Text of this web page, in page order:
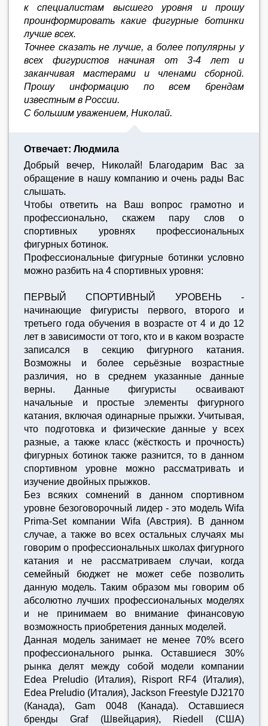
к специалистам высшего уровня и прошу
проинформировать какие фигурные ботинки
лучше всех.
Точнее сказать не лучше, а более популярны у
всех фигуристов начиная от 3-4 лет и
заканчивая мастерами и членами сборной.
Прошу информацию по всем брендам
известным в России.
C большим уважением, Николай.
Отвечает: Людмила
Добрый вечер, Николай! Благодарим Вас за
обращение в нашу компанию и очень рады Вас
слышать.
Чтобы ответить на Ваш вопрос грамотно и
профессионально, скажем пару слов о
спортивных уровнях профессиональных
фигурных ботинок.
Профессиональные фигурные ботинки условно
можно разбить на 4 спортивных уровня:
ПЕРВЫЙ СПОРТИВНЫЙ УРОВЕНЬ -
начинающие фигуристы первого, второго и
третьего года обучения в возрасте от 4 и до 12
лет в зависимости от того, кто и в каком возрасте
записался в секцию фигурного катания.
Возможны и более серьёзные возрастные
различия, но в среднем указанные данные
верны. Данные фигуристы осваивают
начальные и простые элементы фигурного
катания, включая одинарные прыжки. Учитывая,
что подготовка и физические данные у всех
разные, а также класс (жёсткость и прочность)
фигурных ботинок также разнится, то в данном
спортивном уровне можно рассматривать и
изучение двойных прыжков.
Без всяких сомнений в данном спортивном
уровне безоговорочный лидер - это модель Wifa
Prima-Set компании Wifa (Австрия). В данном
случае, а также во всех остальных случаях мы
говорим о профессиональных школах фигурного
катания и не рассматриваем случаи, когда
семейный бюджет не может себе позволить
данную модель. Таким образом мы говорим об
абсолютно лучших профессиональных моделях
и не принимаем во внимание финансовую
возможность приобретения данных моделей.
Данная модель занимает не менее 70% всего
профессионального рынка. Оставшиеся 30%
рынка делят между собой модели компании
Edea Preludio (Италия), Risport RF4 (Италия),
Edea Preludio (Италия), Jackson Freestyle DJ2170
(Канада), Gam 0048 (Канада). Оставшиеся
бренды Graf (Швейцария), Riedell (США)